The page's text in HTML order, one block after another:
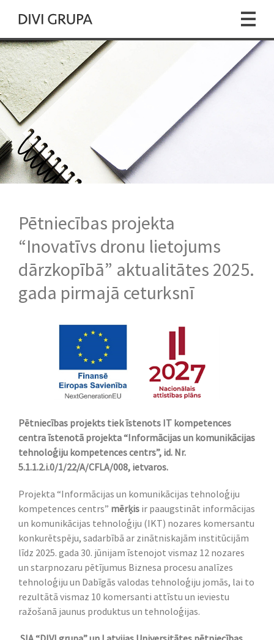
Pētniecības projekta
“Inovatīvs dronu lietojums
dārzkopībā” aktualitātes 2025.
gada pirmajā ceturksnī
Pētniecības projekts tiek īstenots IT kompetences
centra īstenotā projekta “Informācijas un komunikācijas
tehnoloģiju kompetences centrs”, id. Nr.
5.1.1.2.i.0/1/22/A/CFLA/008, ietvaros.
Projekta “Informācijas un komunikācijas tehnoloģiju
kompetences centrs” mērķis ir paaugstināt informācijas
un komunikācijas tehnoloģiju (IKT) nozares komersantu
konkurētspēju, sadarbībā ar zinātniskajām institūcijām
līdz 2025. gada 30. jūnijam īstenojot vismaz 12 nozares
un starpnozaru pētījumus Biznesa procesu analīzes
tehnoloģiju un Dabīgās valodas tehnoloģiju jomās, lai to
rezultātā vismaz 10 komersanti attīstu un ieviestu
ražošanā jaunus produktus un tehnoloģijas.